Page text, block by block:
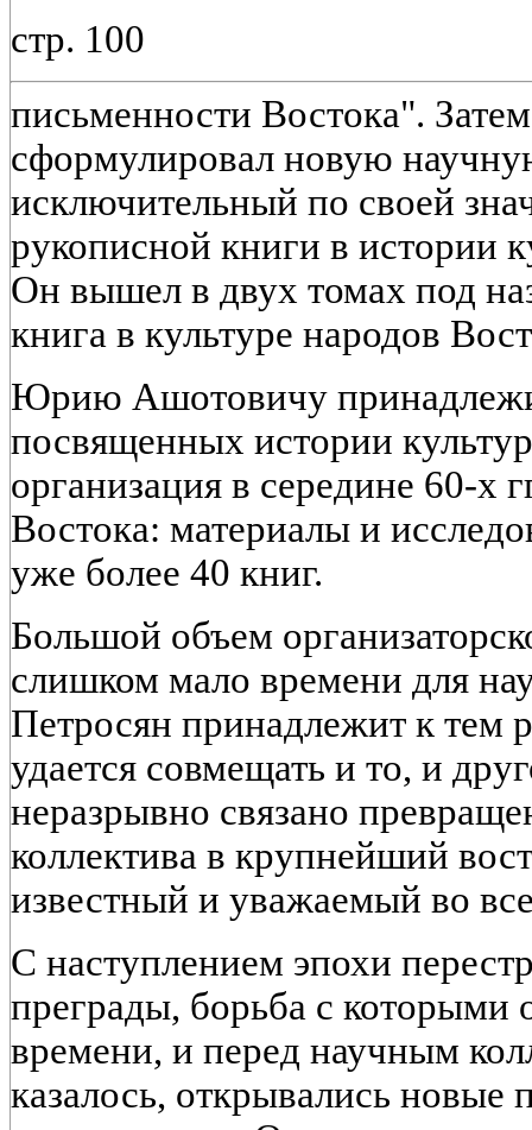
стр. 100
письменности Востока".
сформулировал новую
исключительный по своей
рукописной книги в истории
Он вышел в двух томах под
книга в культуре народов
Юрию Ашотовичу
посвященных истории
организация в середине 60-х
Востока: материалы и
уже более 40 книг.
Большой объем
слишком мало времени для
Петросян принадлежит к тем
удается совмещать и то, и
неразрывно связано
коллектива в крупнейший
известный и уважаемый во
С наступлением эпохи
преграды, борьба с которыми
времени, и перед научным
казалось, открывались новые